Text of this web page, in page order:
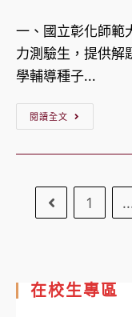
同
學
及
家
參
健
康
週
─
列
工
系
招
生
特
一、國立彰化師範
力測驗生，提供解
學輔導種子...
閱讀全文
國
大
Go to the
1
在校生專區